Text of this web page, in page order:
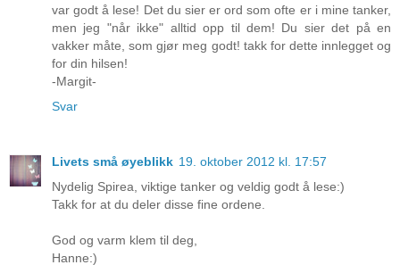
var godt å lese! Det du sier er ord som ofte er i mine tanker,
men jeg "når ikke" alltid opp til dem! Du sier det på en
vakker måte, som gjør meg godt! takk for dette innlegget og
for din hilsen!
-Margit-
Svar
Livets små øyeblikk 19. oktober 2012 kl. 17:57
Nydelig Spirea, viktige tanker og veldig godt å lese:)
Takk for at du deler disse fine ordene.
God og varm klem til deg,
Hanne:)